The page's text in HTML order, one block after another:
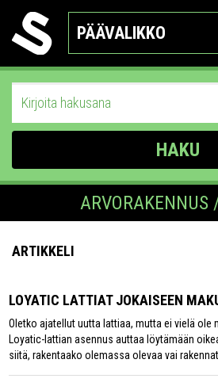
PÄÄVALIKKO
HAKU
ARVORAKENNUS
ARTIKKELI
LOYATIC LATTIAT JOKAISEEN
Oletko ajatellut uutta lattiaa, mutta ei vielä ole
Loyatic-lattian asennus auttaa löytämään
siitä, rakentaako olemassa olevaa vai